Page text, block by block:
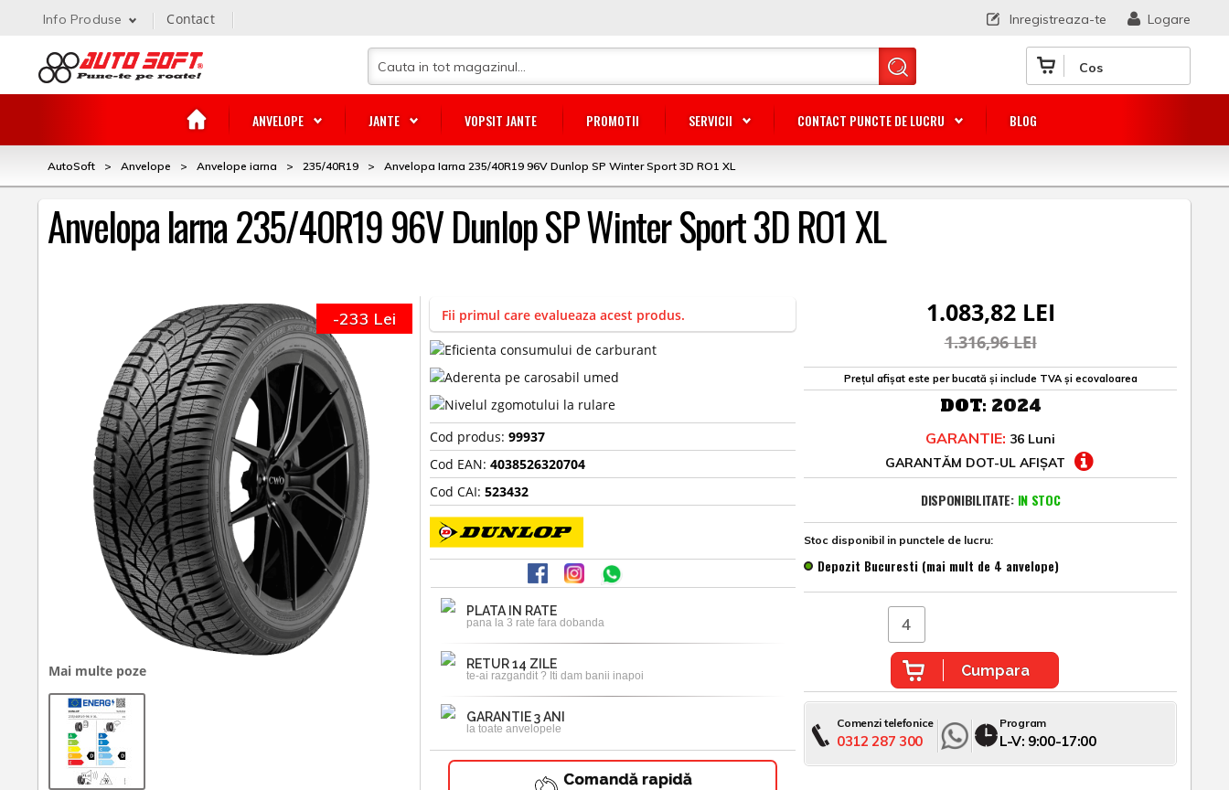
Cos
ANVELOPE JANTE VOPSIT JANTE PROMOTII SERVICII CONTACT PUNCTE DE LUCRU BLOG
Logare
Inregistreaza-te
Info Produse Contact
AutoSoft > Anvelope > Anvelope iarna > 235/40R19 > Anvelopa Iarna 235/40R19 96V Dunlop SP Winter Sport 3D RO1 XL
Anvelopa Iarna 235/40R19 96V Dunlop SP Winter Sport 3D RO1 XL
Mai multe poze
-233 Lei Fii primul care evalueaza acest produs.
Cod produs:99937
Cod EAN:4038526320704
Cod CAI:523432
PLATA IN RATE
pana la 3 rate fara dobanda
RETUR 14 ZILE
te-ai razgandit ? Iti dam banii inapoi
GARANTIE 3 ANI
la toate anvelopele
Comandă rapidă
1.083,82 LEI
1.316,96 LEI
Prețul afișat este per bucată și include TVA și ecovaloarea
DOT: 2024
GARANTIE: 36 Luni
GARANTĂM DOT-UL AFIȘAT
DISPONIBILITATE: IN STOC
Stoc disponibil in punctele de lucru:
Depozit Bucuresti (mai mult de 4 anvelope)
Cumpara
Comenzi telefonice
0312 287 300
Program
L-V: 9:00-17:00